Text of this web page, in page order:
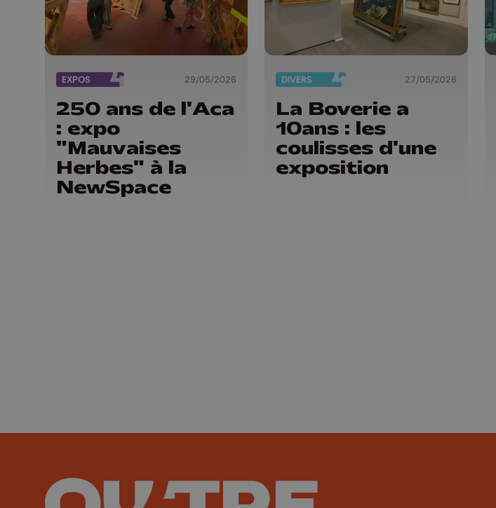
EXPOS 29/05/2026
250 ans de l'Aca
: expo
"Mauvaises
Herbes" à la
NewSpace
DIVERS 27/05/2026
La Boverie a
10ans : les
coulisses d'une
exposition